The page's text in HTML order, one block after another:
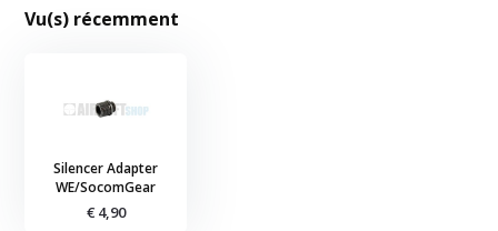
Vu(s) récemment
Silencer Adapter
WE/SocomGear
€ 4,90